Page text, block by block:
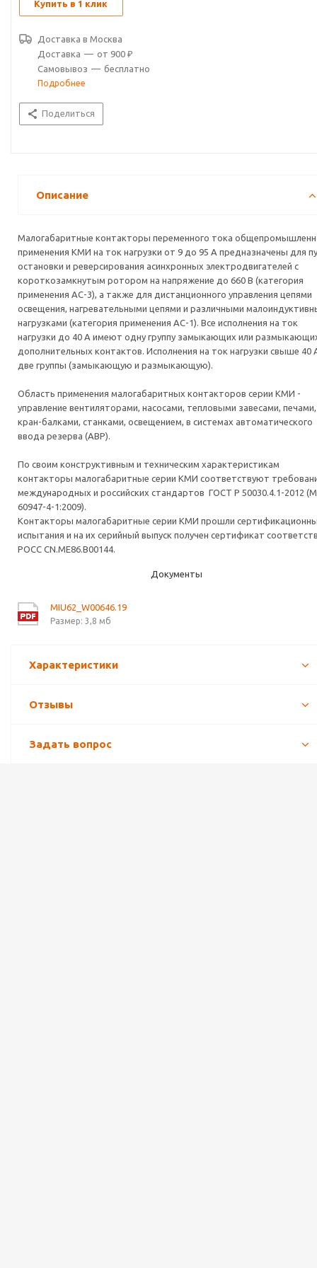
печами, кран-балками, станками, освещением, в системах
По своим конструктивным и техническим характеристикам
контакторы малогабаритные серии КМИ соответствуют
требованиям международных и российских стандартов ГОСТ Р
Контакторы малогабаритные серии КМИ прошли
сертификационные испытания и на их серийный выпуск получен
Купить в 1 клик
Доставка в Москва
Доставка — от 900 ₽
Самовывоз — бесплатно
Подробнее
Поделиться
Описание
Малогабаритные контакторы переменного тока
применения КМИ на ток нагрузки от 9 до 95 А предназначены для
остановки и реверсирования асинхронных электродвигателей с
короткозамкнутым ротором на напряжение до 660 В (категория
применения АС-3), а также для дистанционного управления цепями
освещения, нагревательными цепями и различными
нагрузками (категория применения АС-1). Все исполнения на ток
нагрузки до 40 А имеют одну группу замыкающих или
дополнительных контактов. Исполнения на ток нагрузки свыше 40
две группы (замыкающую и размыкающую).
Область применения малогабаритных контакторов серии КМИ -
управление вентиляторами, насосами, тепловыми завесами, печами,
кран-балками, станками, освещением, в системах автоматического
ввода резерва (АВР).
По своим конструктивным и техническим характеристикам
контакторы малогабаритные серии КМИ соответствуют
международных и российских стандартов ГОСТ Р 50030.4.1-2012
60947-4-1:2009).
Контакторы малогабаритные серии КМИ прошли
испытания и на их серийный выпуск получен сертификат
РОСС CN.ME86.B00144.
Документы
MIU62_W00646.19
Размер: 3,8 мб
Характеристики
Отзывы
Задать вопрос